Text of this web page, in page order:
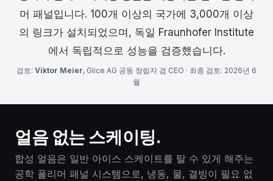
머 패널입니다. 100개 이상의 국가에 3,000개 이상
의 링크가 설치되었으며, 독일 Fraunhofer Institute
에서 독립적으로 성능을 검증했습니다.
검토: Viktor Meier, Glice AG 공동 창립자 겸 CEO · 최종 검토: 2026년 6
월
얼음 없는 스케이팅.
합성 얼음은 일반 아이스 스케이트를 탈 수 있게 해주는
공학 폴리머 패널 시스템으로, 냉동, 물, 결빙이 필요 없